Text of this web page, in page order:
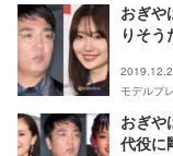
おぎや
りそう
モデルプ
おぎや
代役に